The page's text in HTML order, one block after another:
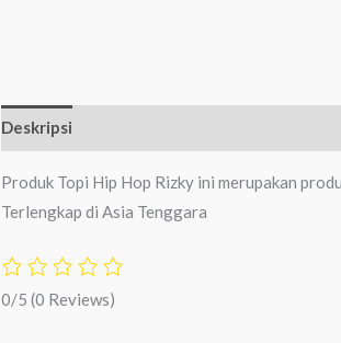
Deskripsi
Produk Topi Hip Hop Rizky ini merupakan
Terlengkap di Asia Tenggara
0/5 (0 Reviews)